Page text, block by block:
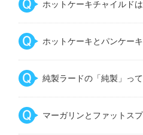
ホットケーキチャイルド
ホットケーキとパンケー
純製ラードの「純製」っ
マーガリンとファットス